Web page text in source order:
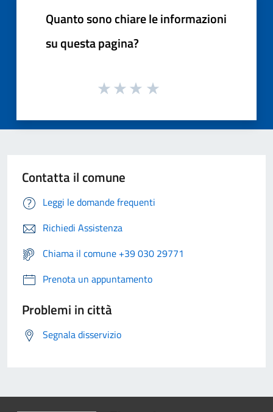
Quanto sono chiare le informazioni
su questa pagina?
Contatta il comune
Leggi le domande frequenti
Richiedi Assistenza
Chiama il comune +39 030 29771
Prenota un appuntamento
Problemi in città
Segnala disservizio